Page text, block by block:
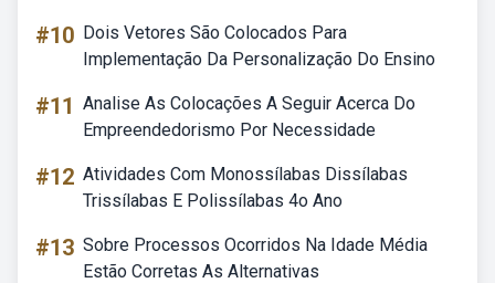
#10 Dois Vetores São Colocados Para
Implementação Da Personalização Do Ensino
#11 Analise As Colocações A Seguir Acerca Do
Empreendedorismo Por Necessidade
#12 Atividades Com Monossílabas Dissílabas
Trissílabas E Polissílabas 4o Ano
#13 Sobre Processos Ocorridos Na Idade Média
Estão Corretas As Alternativas